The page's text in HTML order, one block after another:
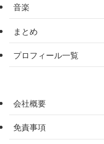
音楽
まとめ
プロフィール一覧
会社概要
免責事項